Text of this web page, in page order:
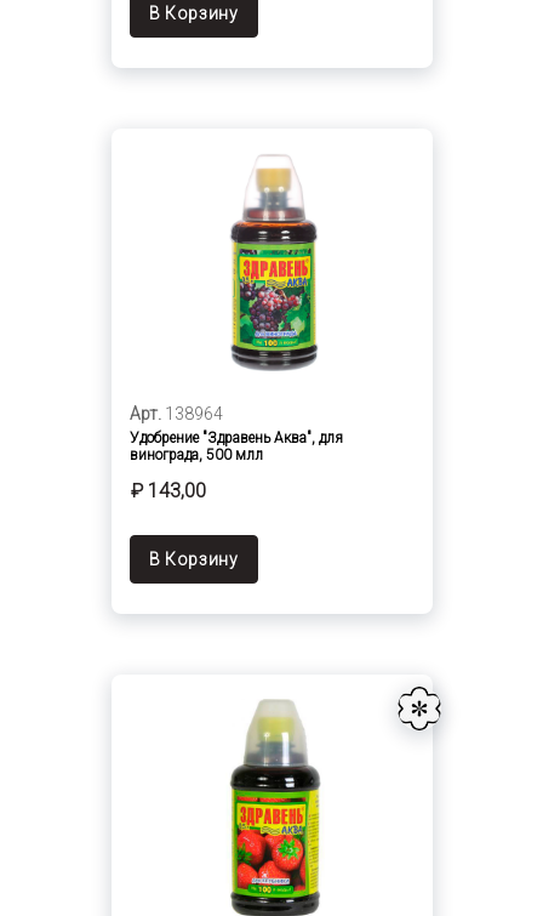
В Корзину
Арт. 138964
Удобрение "Здравень Аква", для
винограда, 500 млл
₽ 143,00
В Корзину